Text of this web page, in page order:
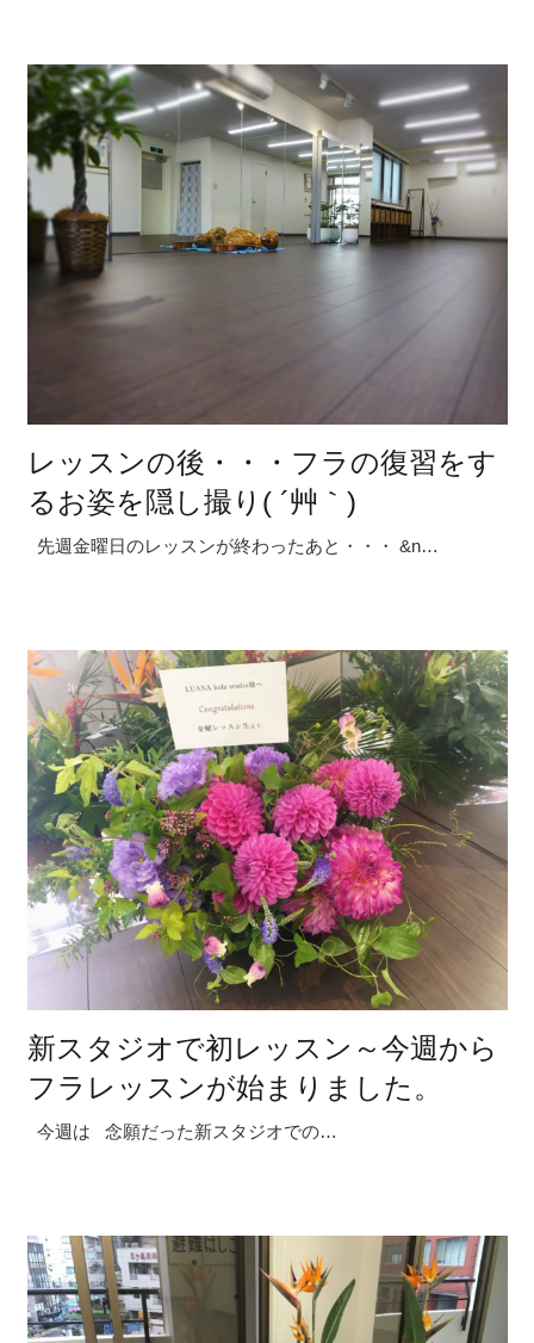
レッスンの後・・・フラの復習をす
るお姿を隠し撮り( ´艸｀)
先週金曜日のレッスンが終わったあと・・・ &n…
新スタジオで初レッスン～今週から
フラレッスンが始まりました。
今週は 念願だった新スタジオでの…